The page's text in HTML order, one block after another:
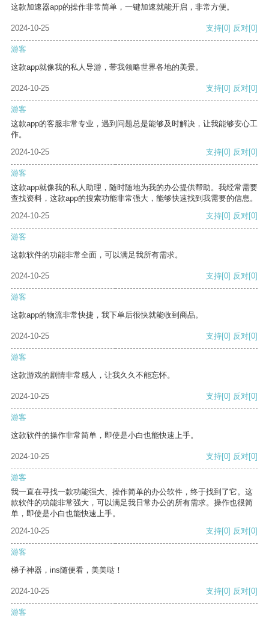
这款加速器app的操作非常简单，一键加速就能开启，非常方便。
2024-10-25 支持[0] 反对[0]
游客
这款app就像我的私人导游，带我领略世界各地的美景。
2024-10-25 支持[0] 反对[0]
游客
这款app的客服非常专业，遇到问题总是能够及时解决，让我能够安心工
作。
2024-10-25
支持[0] 反对[0]
游客
这款app就像我的私人助理，随时随地为我的办公提供帮助。我经常需要
查找资料，这款app的搜索功能非常强大，能够快速找到我需要的信息。
2024-10-25
支持[0] 反对[0]
游客
这款软件的功能非常全面，可以满足我所有需求。
2024-10-25 支持[0] 反对[0]
游客
这款app的物流非常快捷，我下单后很快就能收到商品。
2024-10-25 支持[0] 反对[0]
游客
这款游戏的剧情非常感人，让我久久不能忘怀。
2024-10-25 支持[0] 反对[0]
游客
这款软件的操作非常简单，即使是小白也能快速上手。
2024-10-25 支持[0] 反对[0]
游客
我一直在寻找一款功能强大、操作简单的办公软件，终于找到了它。这
款软件的功能非常强大，可以满足我日常办公的所有需求。操作也很简
单，即使是小白也能快速上手。
2024-10-25
支持[0] 反对[0]
游客
梯子神器，ins随便看，美美哒！
2024-10-25 支持[0] 反对[0]
游客